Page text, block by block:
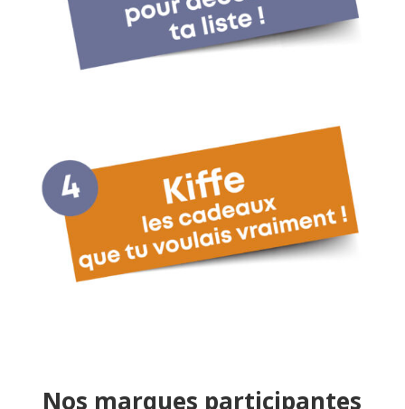
Nos marques participantes